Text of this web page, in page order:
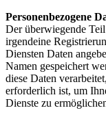
Personenbezogene
Der überwiegende
irgendeine
Diensten Daten
Namen gespeichert
diese Daten
erforderlich ist, um
Dienste zu